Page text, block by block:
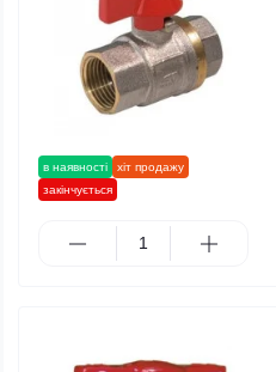
в наявності
хіт продажу
закінчується